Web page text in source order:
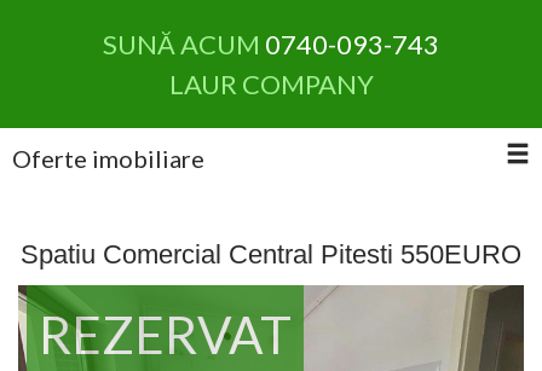
SUNĂ ACUM 0740-093-743
LAUR COMPANY
Oferte imobiliare
Spatiu Comercial Central Pitesti 550EURO
REZERVAT